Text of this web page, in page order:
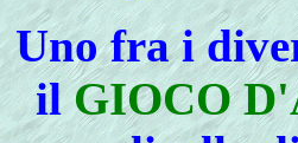
Unofra i
ilGIOCO